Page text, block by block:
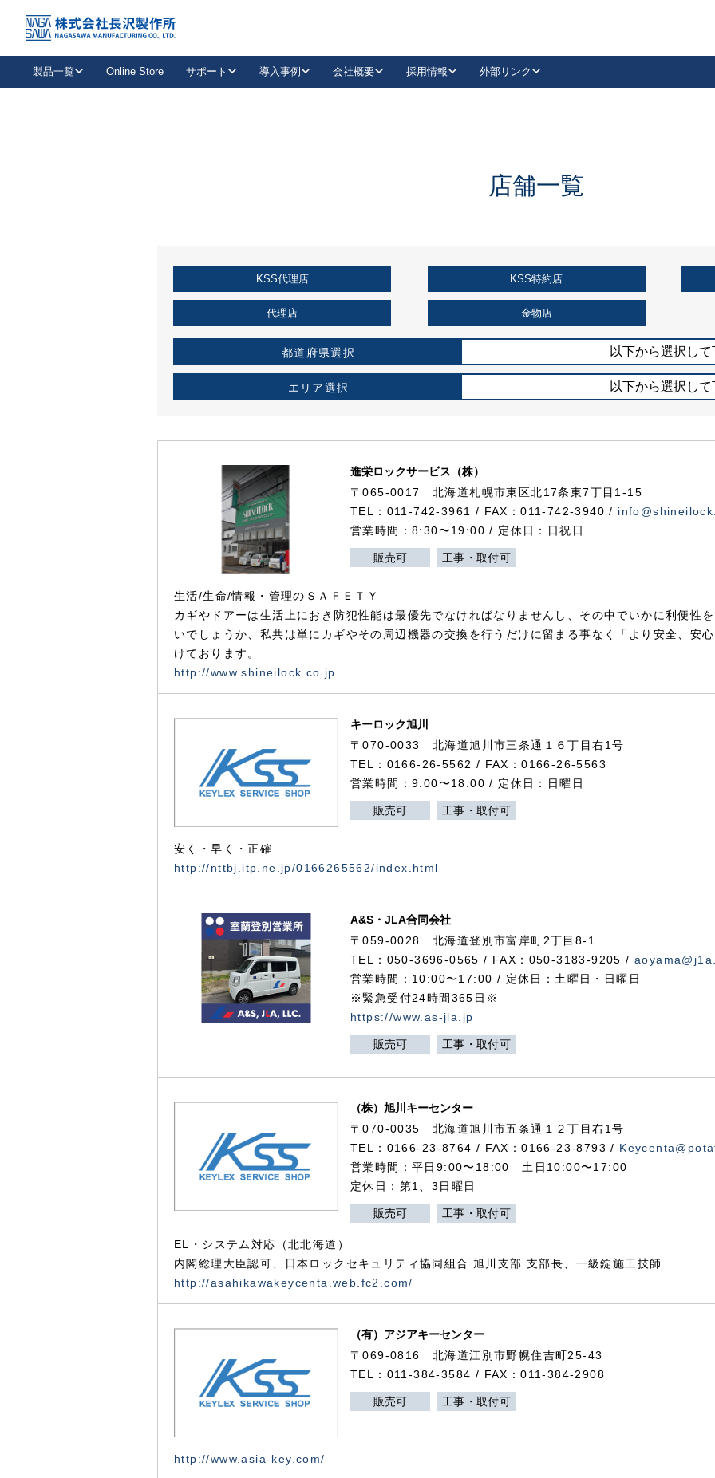
製品一覧
抗ウイルス・抗菌製品
キーレックスを品番からお探しいただけます。
Online Store サポート
取扱店情報
お役立ち情報
導入事例
企業様採用事例
会社概要 採用情報 外部リンク
LinkedIn
KSS加盟店・取扱店情報
店舗一覧
店舗一覧
KSS代理店 KSS特約店
代理店 金物店
都道府県選択 以下から選択し
エリア選択 以下から選択し
進栄ロックサービス（株）
〒065-0017 北海道札幌市東区北17条東7丁目1-15
TEL：011-742-3961 / FAX：011-742-3940 /
営業時間：8:30〜19:00 / 定休日：日祝日
販売可 工事・取付可
生活/生命/情報・管理のＳＡＦＥＴＹ
カギやドアーは生活上におき防犯性能は最優先でなければなりませんし、その中でいかに利便性
いでしょうか、私共は単にカギやその周辺機器の交換を行うだけに留まる事なく「より安全、安
けております。
http://www.shineilock.co.jp
キーロック旭川
〒070-0033 北海道旭川市三条通１６丁目右1号
TEL：0166-26-5562 / FAX：0166-26-5563
営業時間：9:00〜18:00 / 定休日：日曜日
販売可 工事・取付可
安く・早く・正確
http://nttbj.itp.ne.jp/0166265562/index.html
A&S・JLA合同会社
〒059-0028北海道登別市富岸町2丁目 8-1
TEL：050-3696-0565 / FAX：050-3183-9205 /
営業時間：10:00〜17:00 / 定休日：土曜日・日曜日
※緊急受付24時間365日※
https://www.as-jla.jp
販売可 工事・取付可
（株）旭川キーセンター
〒070-0035 北海道旭川市五条通１２丁目右1号
TEL：0166-23-8764 / FAX：0166-23-8793 /
営業時間：平日9:00〜18:00 土日10:00〜17:00
定休日：第1、3日曜日
販売可 工事・取付可
EL・システム対応（北北海道）
内閣総理大臣認可、日本ロックセキュリティ協同組合 旭川支部 支部長、一級錠施工技師
http://asahikawakeycenta.web.fc2.com/
（有）アジアキーセンター
〒069-0816 北海道江別市野幌住吉町25-43
TEL：011-384-3584 / FAX：011-384-2908
販売可 工事・取付可
http://www.asia-key.com/